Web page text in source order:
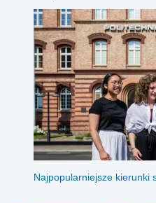
Najpopularniejsze kierunki